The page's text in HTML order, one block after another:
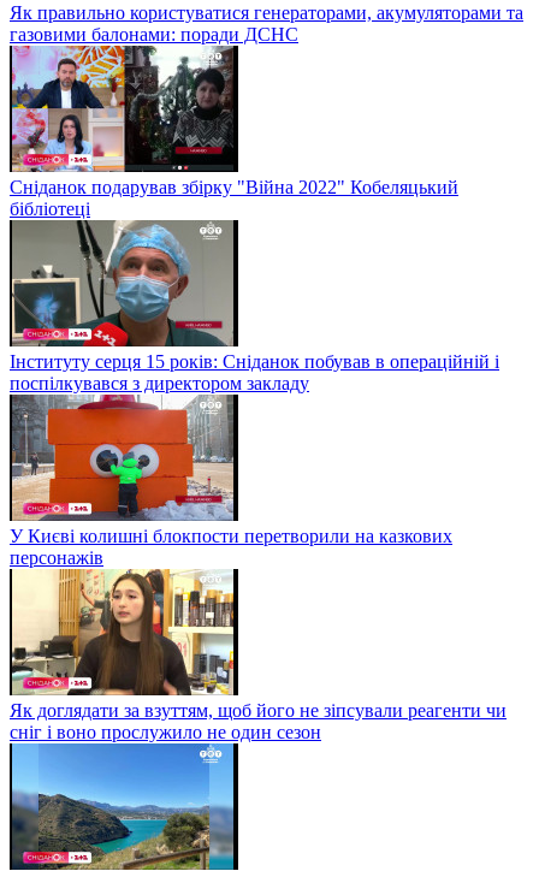
Як правильно користуватися генераторами, акумуляторами та
газовими балонами: поради ДСНС
Сніданок подарував збірку "Війна 2022" Кобеляцький
бібліотеці
Інституту серця 15 років: Сніданок побував в операційній і
поспілкувався з директором закладу
У Києві колишні блокпости перетворили на казкових
персонажів
Як доглядати за взуттям, щоб його не зіпсували реагенти чи
сніг і воно прослужило не один сезон